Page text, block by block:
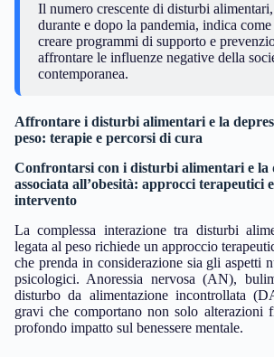
Il numero crescente di disturbi
durante e dopo la pandemia, indica
creare programmi di supporto e
affrontare le influenze negative della
contemporanea.
Affrontare i disturbi alimentari e la
peso: terapie e percorsi di cura
Confrontarsi con i disturbi alimentari e la
associata all’obesità: approcci terapeutici
intervento
La complessa interazione tra disturbi
legata al peso richiede un approccio
che prenda in considerazione sia gli aspetti
psicologici. Anoressia nervosa (AN),
disturbo da alimentazione incontrollata
gravi che comportano non solo alterazioni
profondo impatto sul benessere mentale.